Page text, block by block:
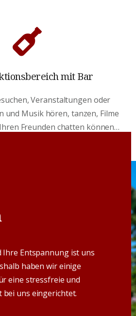
mit Bar
Veranstaltungen oder
und Musik hören, tanzen, Filme
Freunden chatten können…
Entspannung ist uns
haben wir einige
eine stressfreie und
bei uns eingerichtet.